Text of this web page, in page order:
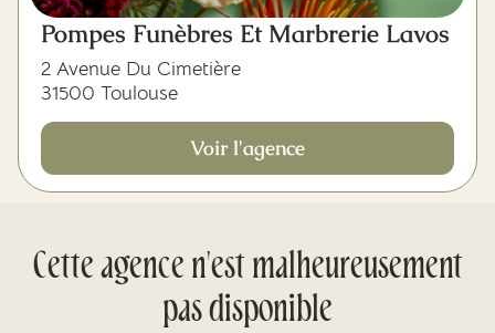
Pompes Funèbres Et Marbrerie Lavos
2 Avenue Du Cimetière
31500 Toulouse
Voir l'agence
Cette agence n'est malheureusement
pas disponible